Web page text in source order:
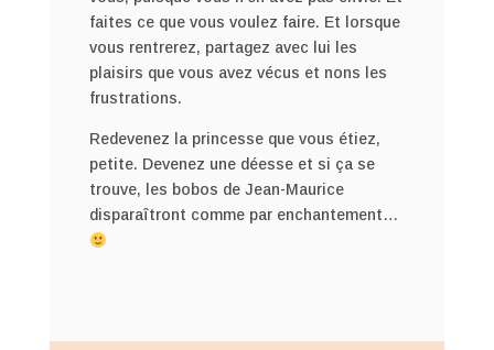
faites ce que vous voulez faire. Et lorsque
vous rentrerez, partagez avec lui les
plaisirs que vous avez vécus et nons les
frustrations.
Redevenez la princesse que vous étiez,
petite. Devenez une déesse et si ça se
trouve, les bobos de Jean-Maurice
disparaîtront comme par enchantement…